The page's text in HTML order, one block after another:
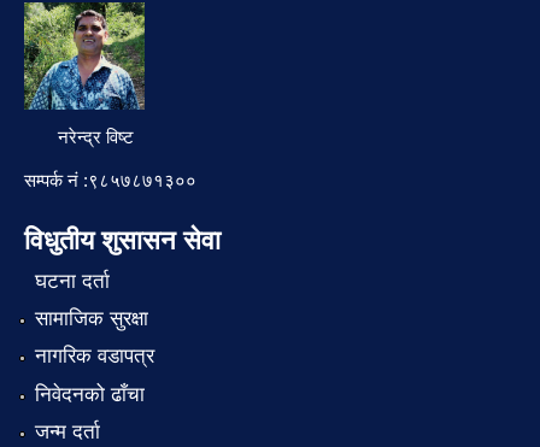
नरेन्द्र विष्ट
सम्पर्क नं :९८५७८७१३००
विधुतीय शुसासन सेवा
घटना दर्ता
सामाजिक सुरक्षा
नागरिक वडापत्र
निवेदनको ढाँचा
जन्म दर्ता